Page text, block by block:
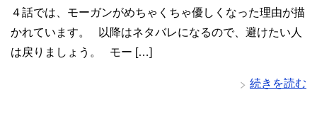
４話では、モーガンがめちゃくちゃ優しくなった理由が描
かれています。 以降はネタバレになるので、避けたい人
は戻りましょう。 モー […]
続きを読む